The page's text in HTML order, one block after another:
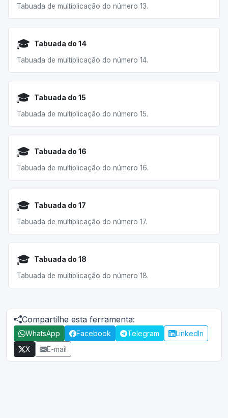
Tabuada de multiplicação do número 13.
🎓 Tabuada do 14
Tabuada de multiplicação do número 14.
🎓 Tabuada do 15
Tabuada de multiplicação do número 15.
🎓 Tabuada do 16
Tabuada de multiplicação do número 16.
🎓 Tabuada do 17
Tabuada de multiplicação do número 17.
🎓 Tabuada do 18
Tabuada de multiplicação do número 18.
Compartilhe esta ferramenta:
WhatsApp Facebook Telegram
LinkedIn
X
E-mail